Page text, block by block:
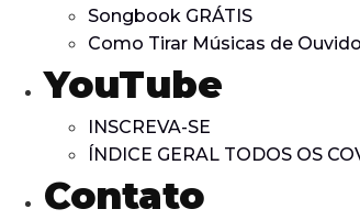
Songbook GRÁTIS
Como Tirar Músicas de Ouvido
YouTube
INSCREVA-SE
ÍNDICE GERAL TODOS OS
Contato